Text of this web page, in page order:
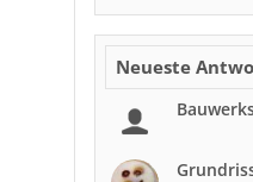
Neueste